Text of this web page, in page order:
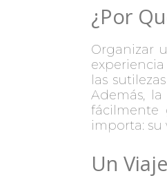
¿Por
Organizar
las
Además,
fácilmente
importa: su
Un